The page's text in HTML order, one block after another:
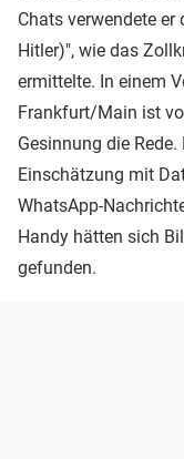
Chats verwendete
Hitler)", wie das
ermittelte. In einem
Frankfurt/Main ist
Gesinnung die
Einschätzung mit
WhatsApp-
Handy hätten sich
gefunden.